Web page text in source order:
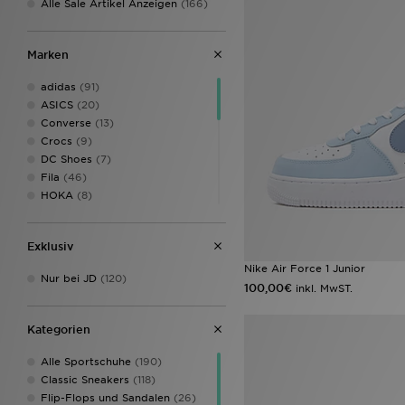
Alle Sale Artikel Anzeigen (166)
Marken
adidas (91)
ASICS (20)
Converse (13)
Crocs (9)
DC Shoes (7)
Fila (46)
HOKA (8)
McKenzie
New Balance(48)
Nike(109)
Reebok(8)
Saucony(6)
Timberland (1)
Exklusiv
Nur bei JD (120)
Kategorien
Alle Sportschuhe (190)
Classic Sneakers (118)
Flip-Flops und Sandalen (26)
Nike Air Force 1 Junior
100,00€ inkl. MwST.